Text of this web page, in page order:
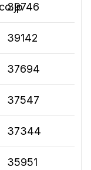
39746
39142
37694
37547
37344
35951